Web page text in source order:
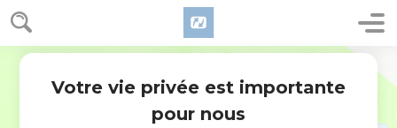
6
L’homme bon tire du bien du bon trésor que contient son
cœur ; l’homme mauvais tire du mal de son mauvais trésor.
Car la bouche de chacun exprime ce dont son cœur est
Les deux maisons
Votre vie privée est importante
pour nous